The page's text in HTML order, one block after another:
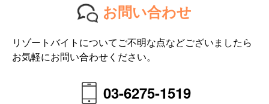
お問い合わせ
リゾートバイトについてご不明な点などございましたら
お気軽にお問い合わせください。
03-6275-1519